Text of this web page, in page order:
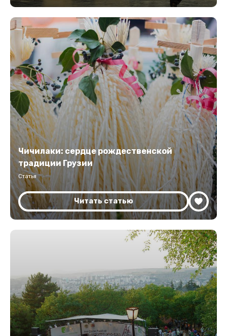
Чичилаки: сердце рождественской
традиции Грузии
Статья
Читать статью